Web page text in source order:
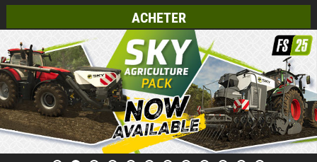
ACHETER